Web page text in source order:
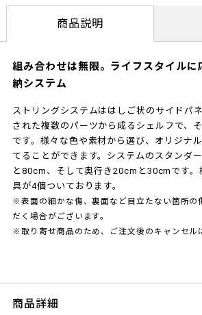
商品説明
組み合わせは無限。ライフスタイルに
納システム
ストリングシステムははしご状のサイドパ
された複数のパーツから成るシェルフで、
です。様々な色や素材から選び、オリジナ
てることができます。システムのスタンダ
と80cm、そして奥行き20cmと30cmです
具が4個ついております。
※表面の細かな傷、裏面など目立たない箇所の
だく場合がございます。
※取り寄せ商品のため、ご注文後のキャンセル
商品詳細